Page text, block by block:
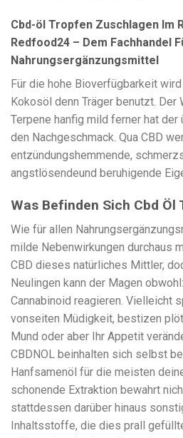
Cbd-öl Tropfen Zuschlagen Im
Redfood24 – Dem Fachhandel
Nahrungsergänzungsmittel
Für die hohe Bioverfügbarkeit
Kokosöl denn Träger benutzt. Der
Terpene hanfig mild ferner hat
den Nachgeschmack. Qua CBD
entzündungshemmende,
angstlösendeund beruhigende
Was Befinden Sich Cbd Öl
Wie für allen
milde Nebenwirkungen durchaus
CBD dieses natürliches Mittler,
Neulingen kann der Magen
Cannabinoid reagieren. Vielleicht
vonseiten Müdigkeit, bestizen
Mund oder aber Ihr Appetit
CBDNOL beinhalten sich selbst
Hanfsamenöl für die meisten
schonende Extraktion bewahrt
stattdessen darüber hinaus
Inhaltsstoffe, die dies prall